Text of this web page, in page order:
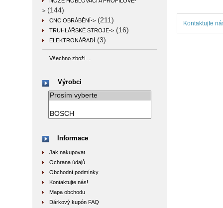
> (144)
CNC OBRÁBĚNÍ-> (211)
TRUHLÁŘSKÉ STROJE-> (16)
ELEKTRONÁŘADÍ (3)
Všechno zboží ...
Výrobci
Informace
Jak nakupovat
Ochrana údajů
Obchodní podmínky
Kontaktujte nás!
Mapa obchodu
Dárkový kupón FAQ
Kontaktujte